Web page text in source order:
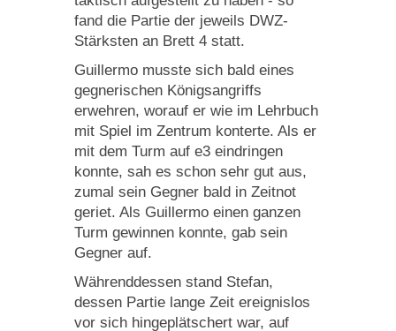
fand die Partie der jeweils DWZ-
Stärksten an Brett 4 statt.
Guillermo musste sich bald eines
gegnerischen Königsangriffs
erwehren, worauf er wie im Lehrbuch
mit Spiel im Zentrum konterte. Als er
mit dem Turm auf e3 eindringen
konnte, sah es schon sehr gut aus,
zumal sein Gegner bald in Zeitnot
geriet. Als Guillermo einen ganzen
Turm gewinnen konnte, gab sein
Gegner auf.
Währenddessen stand Stefan,
dessen Partie lange Zeit ereignislos
vor sich hingeplätschert war, auf